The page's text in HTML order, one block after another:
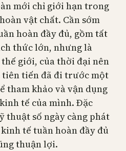
mới chỉ giới hạn trong
vật chất. Cần sớm
hoàn đầy đủ, gồm tất
thức lớn, nhưng là
giới, của thời đại nên
tiên tiến đã đi trước một
tham khảo và vận dụng
tế của mình. Đặc
thuật số ngày càng phát
tế tuần hoàn đầy đủ
thuận lợi.